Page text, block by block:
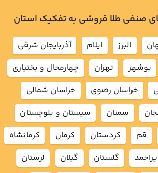
صنفی طلا فروشی به تفکیک استان
البرز ايلام
آذربايجان شرقي
بوشهر تهران
چهارمحال و بختياري
خراسان رضوي
خراسان شمالي
سمنان
سيستان و بلوچستان
قم كردستان كرمان
كرمانشاه
گلستان گيلان
لرستان